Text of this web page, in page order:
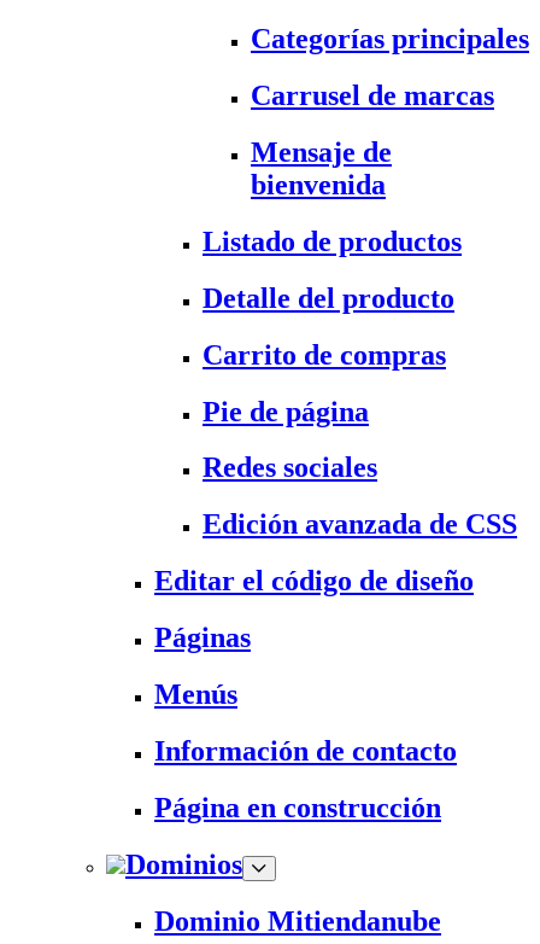
Categorías principales
Carrusel de marcas
Mensaje de
bienvenida
Listado de productos
Detalle del producto
Carrito de compras
Pie de página
Redes sociales
Edición avanzada de CSS
Editar el código de diseño
Páginas
Menús
Información de contacto
Página en construcción
Dominios
Dominio Mitiendanube